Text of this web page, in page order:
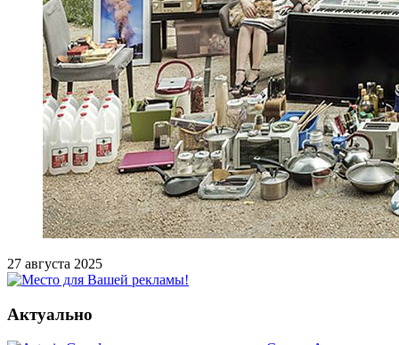
27 августа 2025
Актуально